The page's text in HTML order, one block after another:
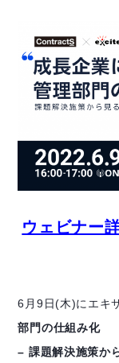
ウェビナー
6月9日(木)にエキ
部門の仕組み化
– 課題解決施策か